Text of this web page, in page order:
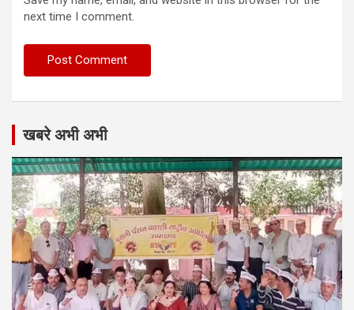
next time I comment.
खबरे अभी अभी